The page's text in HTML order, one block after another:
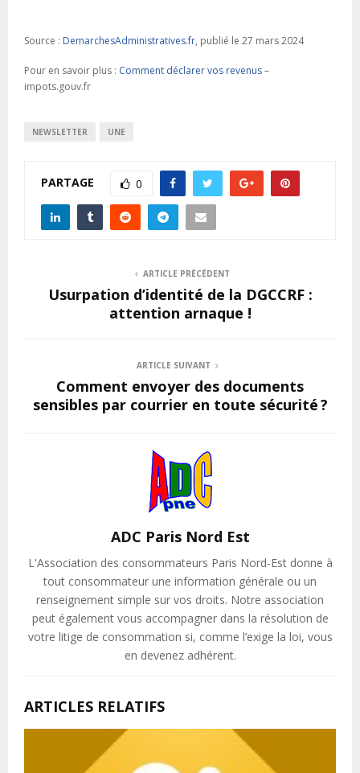
Source : DemarchesAdministratives.fr, publié le 27 mars 2024
Pour en savoir plus : Comment déclarer vos revenus–
impots.gouv.fr
NEWSLETTER UNE
PARTAGE 0
ARTICLE PRÉCÉDENT
Usurpation d’identité de la DGCCRF :
attention arnaque !
ARTICLE SUIVANT
Comment envoyer des documents
sensibles par courrier en toute sécurité ?
ADC Paris Nord Est
L'Association des consommateurs Paris Nord-Est donne à
tout consommateur une information générale ou un
renseignement simple sur vos droits. Notre association
peut également vous accompagner dans la résolution de
votre litige de consommation si, comme l’exige la loi, vous
en devenez adhérent.
ARTICLES RELATIFS